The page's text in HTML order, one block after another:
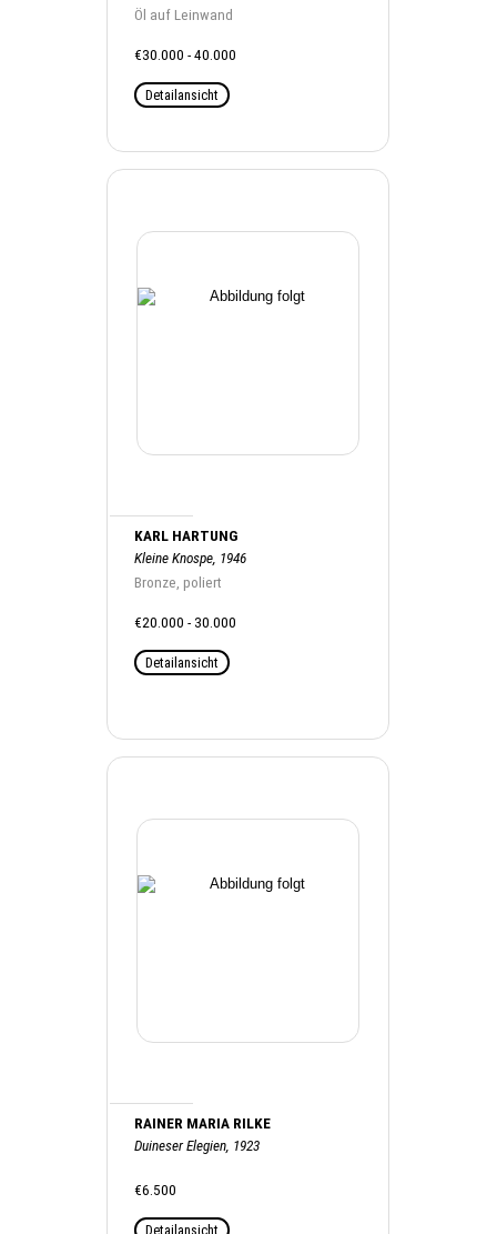
Öl auf Leinwand
€30.000 - 40.000
Detailansicht
KARL HARTUNG
Kleine Knospe, 1946
Bronze, poliert
€20.000 - 30.000
Detailansicht
RAINER MARIA RILKE
Duineser Elegien, 1923
€6.500
Detailansicht